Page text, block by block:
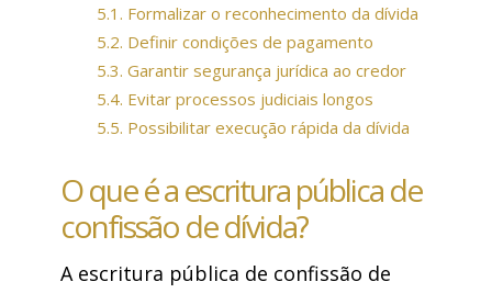
5.1. Formalizar o reconhecimento da dívida
5.2. Definir condições de pagamento
5.3. Garantir segurança jurídica ao credor
5.4. Evitar processos judiciais longos
5.5. Possibilitar execução rápida da dívida
O que é a escritura pública de
confissão de dívida?
A escritura pública de confissão de